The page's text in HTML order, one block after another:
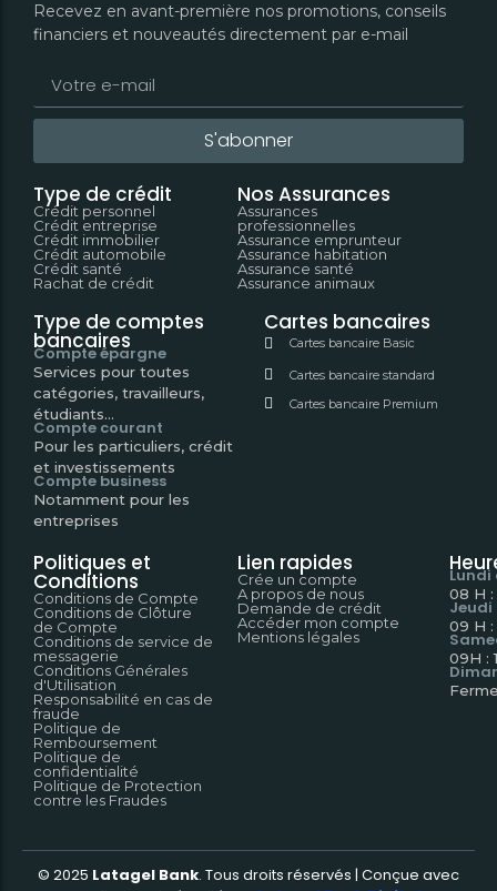
Recevez en avant-première nos promotions, conseils
financiers et nouveautés directement par e-mail
S'abonner
Type de crédit
Crédit personnel
Crédit entreprise
Crédit immobilier
Crédit automobile
Crédit santé
Rachat de crédit
Nos Assurances
Assurances
professionnelles
Assurance emprunteur
Assurance habitation
Assurance santé
Assurance animaux
Type de comptes
bancaires
Compte épargne
Services pour toutes
catégories, travailleurs,
étudiants...
Compte courant
Pour les particuliers, crédit
et investissements
Compte business
Notamment pour les
entreprises
Cartes bancaires
Cartes bancaire Basic
Cartes bancaire standard
Cartes bancaire Premium
Politiques et
Conditions
Conditions de Compte
Conditions de Clôture
de Compte
Conditions de service de
messagerie
Conditions Générales
d'Utilisation
Responsabilité en cas de
fraude
Politique de
Remboursement
Politique de
confidentialité
Politique de Protection
contre les Fraudes
Lien rapides
Crée un compte
A propos de nous
Demande de crédit
Accéder mon compte
Mentions légales
Lundi
08 H :
Jeudi
09 H :
09H :
© 2025 Latagel Bank. Tous droits réservés | Conçue avec